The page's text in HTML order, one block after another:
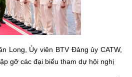
Long, Ủy viên BTV Đảng ủy CATW,
gỡ các đại biểu tham dự hội nghị